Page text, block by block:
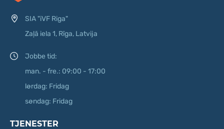
SIA "iVF Riga"
Zaļā iela 1, Rīga, Latvija
Jobbe tid:
man. - fre.: 09:00 - 17:00
lørdag: Fridag
søndag: Fridag
TJENESTER